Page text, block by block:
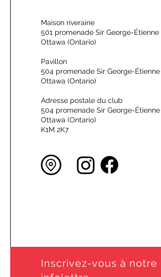
Maison riveraine
501 promenade Sir George-Étienne
Ottawa (Ontario)
Pavillon
504 promenade Sir George-Étienne
Ottawa (Ontario)
Adresse postale du club
504 promenade Sir George-
Ottawa (Ontario)
K1M 2K7
Inscrivez-vous à notre